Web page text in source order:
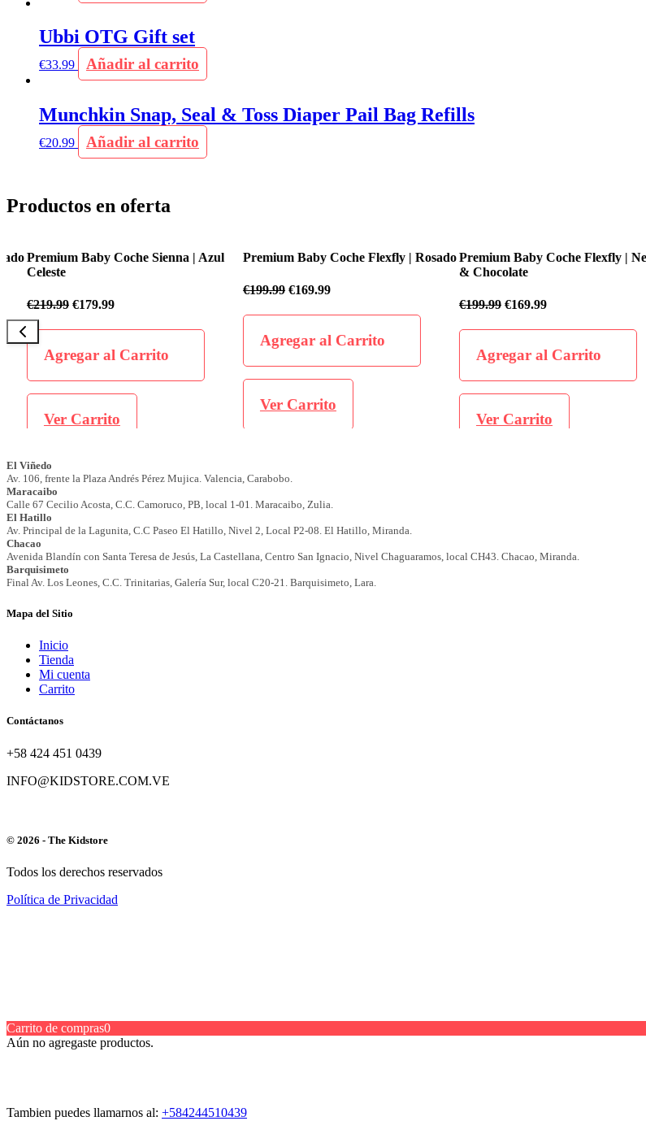
Ubbi OTG Gift set
€33.99 Añadir al carrito
Munchkin Snap, Seal & Toss Diaper Pail Bag Refills
€20.99 Añadir al carrito
Productos en oferta
Premium Baby Coche Sienna | Azul
Celeste
219.99 €179.99
Agregar al Carrito
Ver Carrito
Premium Baby Coche Flexfly | Rosado
199.99 €169.99
Agregar al Carrito
Ver Carrito
Premium Baby Coche Flexfly | Negro
& Chocolate
199.99 €169.99
Agregar al Carrito
Ver Carrito
Mapa del Sitio
Inicio
Tienda
Mi cuenta
Carrito
Contáctanos
+58 424 451 0439
INFO@KIDSTORE.COM.VE
© 2026 - The Kidstore
Todos los derechos reservados
Política de Privacidad
Carrito de compras0
Aún no agregaste productos.
Tambien puedes llamarnos al: +584244510439